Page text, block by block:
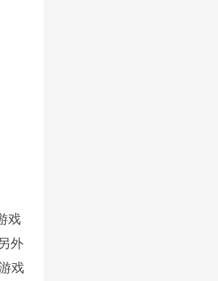
戏
外
戏